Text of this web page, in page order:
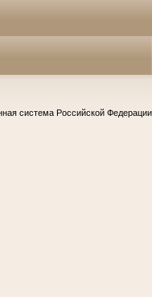
система Российской